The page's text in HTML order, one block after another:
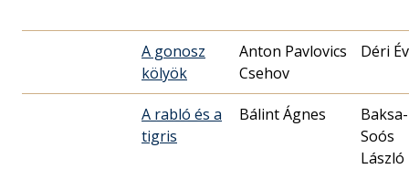
A gonosz
kölyök
Anton Pavlovics
Csehov
Déri
A rabló és a
tigris
Bálint Ágnes
Baksa-
Soós
László